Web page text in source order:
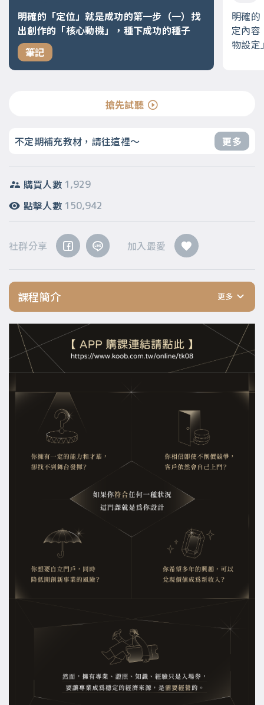
明確的「定位」就是成功的第一步（一）找
出創作的「核心動機」，種下成功的種子
筆記
明確的
定內容
物設定
搶先試聽
不定期補充教材，請往這裡～ 更多
購買人數 1,929
點擊人數 150,942
社群分享 加入最愛
課程簡介